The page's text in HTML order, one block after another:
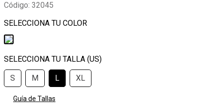
Código: 32045
S M L XL
Guía de Tallas